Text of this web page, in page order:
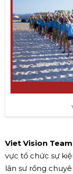
Viet Vision
vực tổ chức sự
lân sư rồng